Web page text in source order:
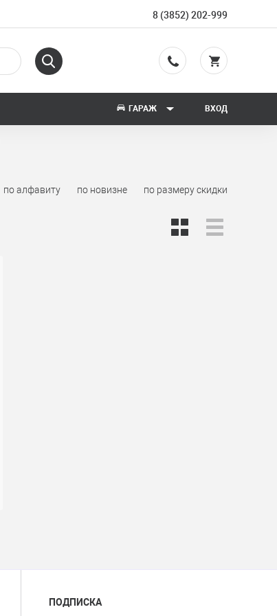
8 (3852) 202-999
ГАРАЖ ВХОД
по алфавиту по новизне по размеру скидки
ПОДПИСКА